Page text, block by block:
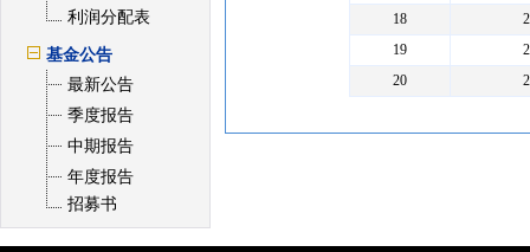
利润分配表
基金公告
最新公告
季度报告
中期报告
年度报告
招募书
18
19
20